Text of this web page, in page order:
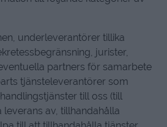
underleverantörer tillika
jurister,
partners för samarbete
tjänsteleverantörer som
till oss (till
av, tillhandahålla